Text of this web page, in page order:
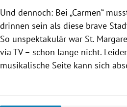
Und dennoch: Bei „Carmen“
drinnen sein als diese brave
So unspektakulär war St.
via TV – schon lange nicht.
musikalische Seite kann sich